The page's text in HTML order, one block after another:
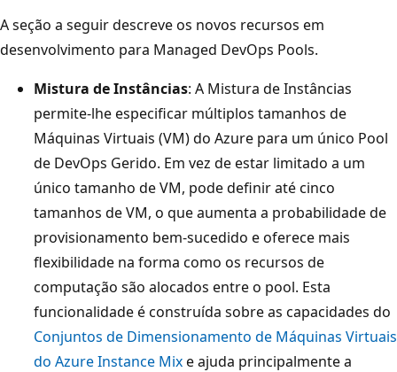
A seção a seguir descreve os novos recursos em
desenvolvimento para Managed DevOps Pools.
Mistura de Instâncias: A Mistura de Instâncias
permite-lhe especificar múltiplos tamanhos de
Máquinas Virtuais (VM) do Azure para um único Pool
de DevOps Gerido. Em vez de estar limitado a um
único tamanho de VM, pode definir até cinco
tamanhos de VM, o que aumenta a probabilidade de
provisionamento bem-sucedido e oferece mais
flexibilidade na forma como os recursos de
computação são alocados entre o pool. Esta
funcionalidade é construída sobre as capacidades do
Conjuntos de Dimensionamento de Máquinas Virtuais
do Azure Instance Mixe ajuda principalmente a